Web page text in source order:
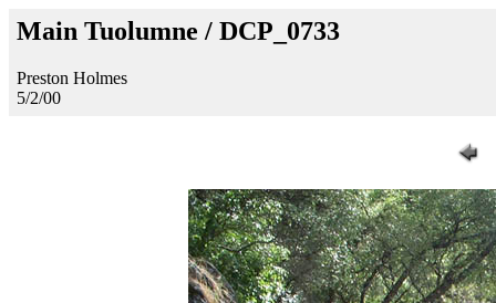
Main Tuolumne / DCP_0733
Preston Holmes
5/2/00